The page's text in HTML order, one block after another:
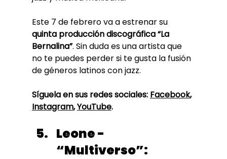
Este 7 de febrero va a estrenar su
quinta producción discográfica “La
Bernalina”. Sin duda es una artista que
no te puedes perder si te gusta la fusión
de géneros latinos con jazz.
Síguela en sus redes sociales: Facebook,
Instagram, YouTube.
Leone -
“Multiverso”: